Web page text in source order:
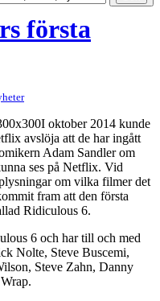
första
I oktober 2014 kunde
avslöja att de har ingått
Adam Sandler om
ses på Netflix. Vid
om vilka filmer det
fram att den första
Ridiculous 6.
6 och har till och med
Nolte, Steve Buscemi,
Steve Zahn, Danny